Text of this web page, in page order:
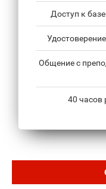
Доступ к
Общение с
40 часов